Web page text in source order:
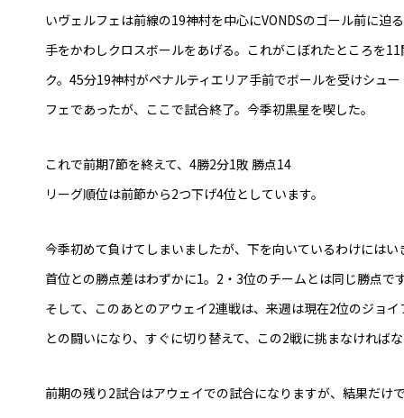
いヴェルフェは前線の19神村を中心にVONDSのゴール前に
手をかわしクロスボールをあげる。これがこぼれたところを
ク。45分19神村がペナルティエリア手前でボールを受けシュ
フェであったが、ここで試合終了。今季初黒星を喫した。
これで前期7節を終えて、4勝2分1敗 勝点14
リーグ順位は前節から2つ下げ4位としています。
今季初めて負けてしまいましたが、下を向いているわけにはい
首位との勝点差はわずかに1。2・3位のチームとは同じ勝点で
そして、このあとのアウェイ2連戦は、来週は現在2位のジョ
との闘いになり、すぐに切り替えて、この2戦に挑まなければ
前期の残り2試合はアウェイでの試合になりますが、結果だけ